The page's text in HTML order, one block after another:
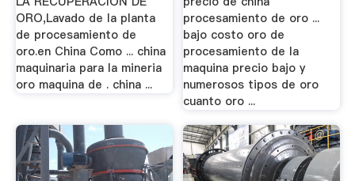
ORO,Lavado de la planta
de procesamiento de
oro.en China Como ... china
maquinaria para la mineria
oro maquina de . china ...
procesamiento de oro ...
bajo costo oro de
procesamiento de la
maquina precio bajo y
numerosos tipos de oro
cuanto oro ...